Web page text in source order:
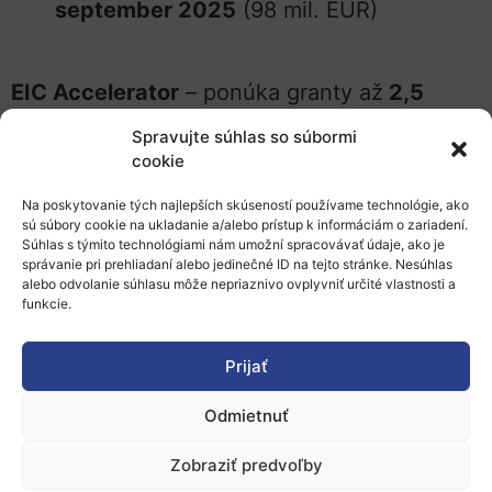
Spravujte súhlas so súbormi
cookie
Na poskytovanie tých najlepších skúseností používame technológie, ako
sú súbory cookie na ukladanie a/alebo prístup k informáciám o zariadení.
Súhlas s týmito technológiami nám umožní spracovávať údaje, ako je
správanie pri prehliadaní alebo jedinečné ID na tejto stránke. Nesúhlas
alebo odvolanie súhlasu môže nepriaznivo ovplyvniť určité vlastnosti a
funkcie.
Prijať
Odmietnuť
Zobraziť predvoľby
september 2025 (98 mil. EUR)
EIC Accelerator – ponúka granty až 2,5
a investície
0,5 až 10 miliónov
pre individuálnych žiadateľov – startupy,
a mid-cap podniky (do 499 zamestnancov)
na dokončenie vývoja a škálovanie inovácií
(TRL 6 – 8) vo forme otvorenej výzvy EIC
Accelerator Challenges.
Uzávierka pre krátke žiadosti (short
Uzávierka pre plné žiadosti (full